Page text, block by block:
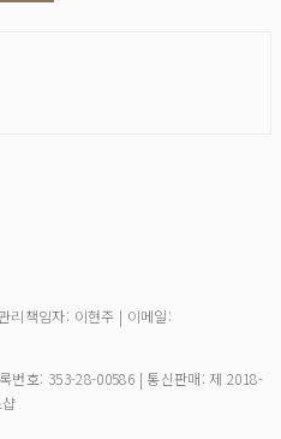
리책임자: 이현주 | 이메일:
번호: 353-28-00586 | 통신판매:제 2018-